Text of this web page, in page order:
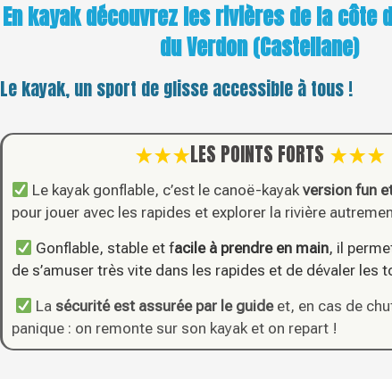
En kayak découvrez les rivières de la côte
du Verdon (Castellane)
Le kayak, un sport de glisse accessible à tous !
LES POINTS FORTS
Le kayak gonflable, c’est le canoë-kayakversion fun
pour jouer avec les rapides et explorer la rivière
Gonflable, stable et facile à prendre en main, il
de s’amuser très vite dans les rapides et de dévaler les
La sécurité est assurée par le guideet, en cas de
panique : on remonte sur son kayak et on repart !